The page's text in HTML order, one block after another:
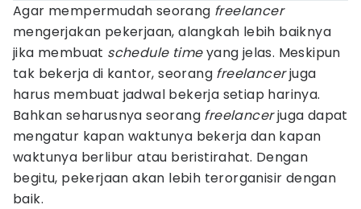
Agar mempermudah seorang freelancer
mengerjakan pekerjaan, alangkah lebih baiknya
jika membuat schedule timeyang jelas. Meskipun
tak bekerja di kantor, seorang freelancerjuga
harus membuat jadwal bekerja setiap harinya.
Bahkan seharusnya seorang freelancerjuga dapat
mengatur kapan waktunya bekerja dan kapan
waktunya berlibur atau beristirahat. Dengan
begitu, pekerjaan akan lebih terorganisir dengan
baik.